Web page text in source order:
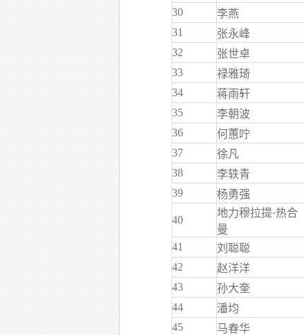
30
李燕
31
张永峰
32
张世卓
33
禄雅琦
34
蒋雨轩
35
李朝波
36
何蕙咛
37
徐凡
38
李轶青
39
杨勇强
40
地力穆拉提·热合
曼
41 刘聪聪
42
赵洋洋
43
孙大奎
44
潘均
45
马春华